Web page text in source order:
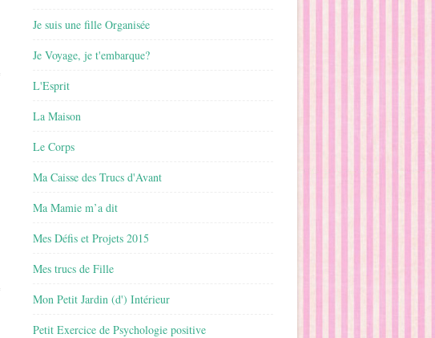
Je suis une fille Organisée
Je Voyage, je t'embarque?
L'Esprit
La Maison
Le Corps
Ma Caisse des Trucs d'Avant
Ma Mamie m’a dit
Mes Défis et Projets 2015
Mes trucs de Fille
Mon Petit Jardin (d') Intérieur
Petit Exercice de Psychologie positive